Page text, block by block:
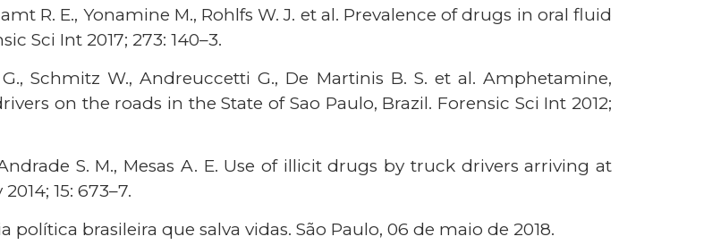
R. E., Yonamine M., Rohlfs W. J. et al. Prevalence of drugs in oral fluid
Sci Int 2017; 273: 140–3.
Schmitz W., Andreuccetti G., De Martinis B. S. et al. Amphetamine,
on the roads in the State of Sao Paulo, Brazil. Forensic Sci Int 2012;
S. M., Mesas A. E. Use of illicit drugs by truck drivers arriving at
15: 673–7.
política brasileira que salva vidas. São Paulo, 06 de maio de 2018.